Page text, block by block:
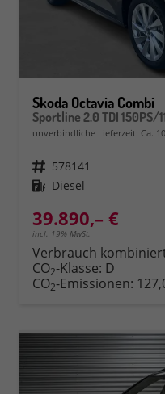
Skoda Octavia Combi
Sportline 2.0 TDI 150PS/
unverbindliche Lieferzeit: Ca.
Fahrzeugnr. 578141
Kraftstoff Diesel
39.890,– €
incl. 19% MwSt.
Verbrauch
CO2-Klasse: D
CO2-Emissionen: